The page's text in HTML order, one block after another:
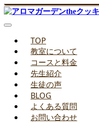
TOP
教室について
コースと料金
先生紹介
生徒の声
BLOG
よくある質問
お問い合わせ